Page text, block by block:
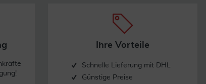
Ihre Vorteile
Schnelle Lieferung mit DHL
Günstige Preise